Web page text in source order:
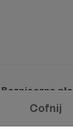
Cofnij
Bezpieczne